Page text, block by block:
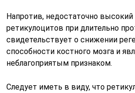
Напротив, недостаточно высокий
ретикулоцитов при длительно
свидетельствует о снижении
способности костного мозга и
неблагоприятым признаком.
Следует иметь в виду, что